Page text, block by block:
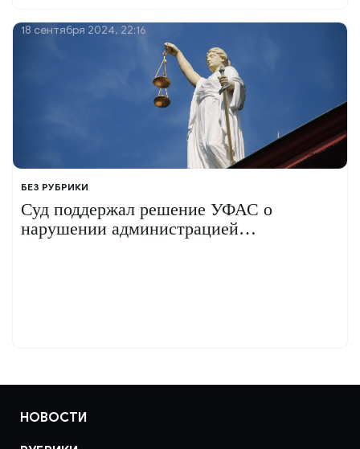
БЕЗ РУБРИКИ
Суд поддержал решение УФАС о
нарушении администрацией
18 сентября 2024, 22:16
НОВОСТИ